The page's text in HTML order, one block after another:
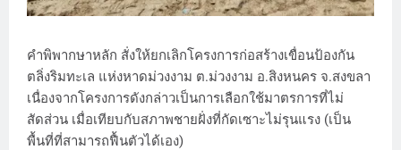
คำพิพากษาหลัก สั่งให้ยกเลิกโครงการก่อสร้างเขื่อนป้องกัน
ตลิ่งริมทะเล แห่งหาดม่วงงาม ต.ม่วงงาม อ.สิงหนคร จ.สงขลา
เนื่องจากโครงการดังกล่าวเป็นการเลือกใช้มาตรการที่ไม่
สัดส่วน เมื่อเทียบกับสภาพชายฝั่งที่กัดเซาะไม่รุนแรง (เป็น
พื้นที่ที่สามารถฟื้นตัวได้เอง)